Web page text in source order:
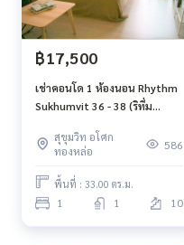
฿17,500
เช่าคอนโด 1 ห้องนอน Rhythm
Sukhumvit 36 - 38 (ริทึ่ม
ชั้น 10 วิวทิศเหนือ BTS
ทองหล่อ
สุขุมวิท อโศก
ทองหล่อ
586
พื้นที่ : 33.00 ตร.ม.
1 1 10